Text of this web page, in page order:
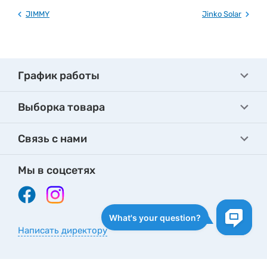
JIMMY Jinko Solar
График работы
Выборка товара
Связь с нами
Мы в соцсетях
Написать директору